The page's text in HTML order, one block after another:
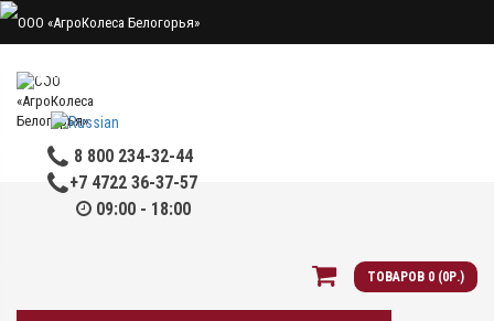
Мой аккаунт
8 800 234-32-44
+7 4722 36-37-57
09:00 - 18:00
ТОВАРОВ 0 (0Р.)